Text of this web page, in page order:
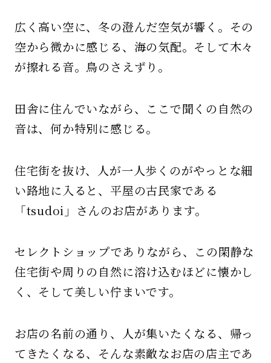
広く高い空に、 冬の澄んだ空気が響く。その
空から微かに感じる、海の気配。そして木々
が擦れる音。鳥のさえずり。
田舎に住んでいながら、ここで聞くの自然の
音は、何か特別に感じる。
住宅街を抜け、人が一人歩くのがやっとな細
い路地に入ると、平屋の古民家である
「tsudoi」さんのお店があります。
セレクトショップでありながら、この閑静な
住宅街や周りの自然に溶け込むほどに懐かし
く、そして美しい佇まいです。
お店の名前の通り、人が集いたくなる、帰っ
てきたくなる、 そんな素敵なお店の店主であ